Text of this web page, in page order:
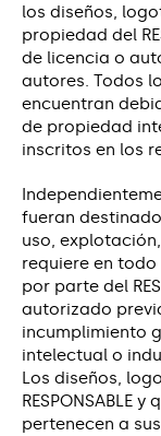
los diseños,
propiedad del
de licencia o
autores. Todos
encuentran
de propiedad
inscritos en los
fueran
uso,
requiere en
por parte del
autorizado
incumplimiento
intelectual o
Los diseños,
RESPONSABLE
pertenecen a